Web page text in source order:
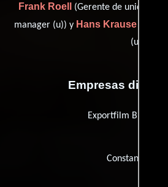
Frank Roell (Gerente de unidad),
manager (u)) y Hans Krause
(u))
Empresas
Exportfilm Bischoff
Constantin Film